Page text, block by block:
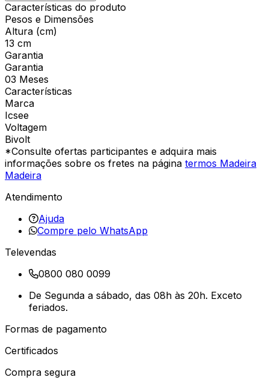
Características do produto
Pesos e Dimensões
Altura (cm)
13 cm
Garantia
Garantia
03 Meses
Características
Marca
Icsee
Voltagem
Bivolt
*Consulte ofertas participantes e adquira mais
informações sobre os fretes na página termos Madeira
Madeira
Atendimento
Ajuda
Compre pelo WhatsApp
Televendas
0800 080 0099
De Segunda a sábado, das 08h às 20h. Exceto
feriados.
Formas de pagamento
Certificados
Compra segura